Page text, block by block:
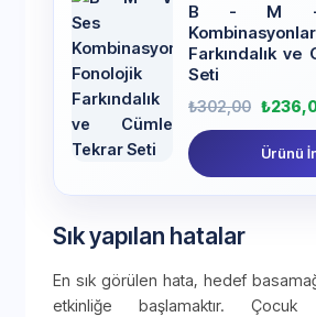
B - M -
Farkındalık ve
Seti
₺302,00 ₺
Ürünü
Sık yapılan hatalar
En sık görülen hata, hedef
etkinliğe başlamaktır.